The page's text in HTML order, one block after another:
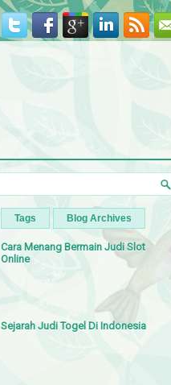
Tags Blog Archives
Cara Menang Bermain Judi Slot
Online
Sejarah Judi Togel Di Indonesia